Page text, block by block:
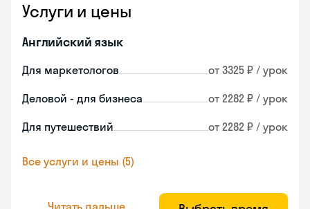
Услуги и цены
Английский язык
Для маркетологов от 3325 ₽ / урок
Деловой - для бизнеса от 2282 ₽ / урок
Для путешествий от 2282 ₽ / урок
Все услуги и цены (5)
Читать дальше